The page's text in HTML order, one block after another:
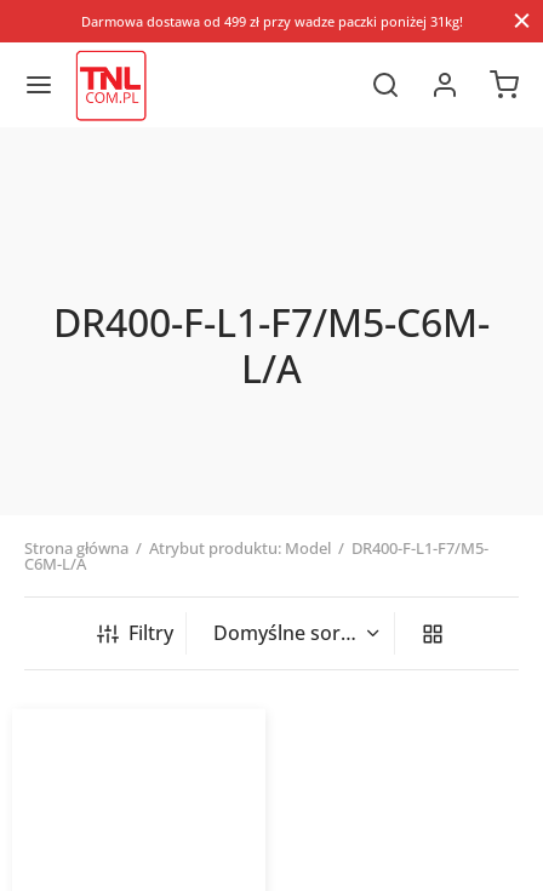
Darmowa dostawa od 499 zł przy wadze paczki poniżej 31kg!
DR400-F-L1-F7/M5-C6M-
L/A
Strona główna / Atrybut produktu: Model / DR400-F-L1-F7/M5-
C6M-L/A
Filtry